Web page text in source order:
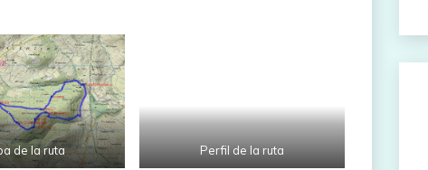
de la ruta Perfil de la ruta